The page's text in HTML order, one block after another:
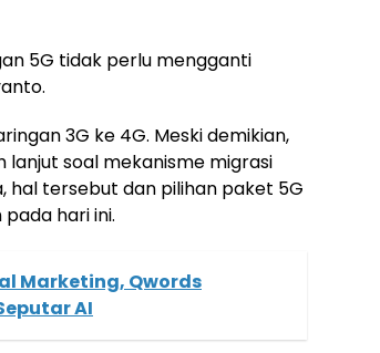
5G tidak perlu mengganti
3G ke 4G. Meski demikian,
soal mekanisme migrasi
hal tersebut dan pilihan paket 5G
hari ini.
Marketing, Qwords
AI